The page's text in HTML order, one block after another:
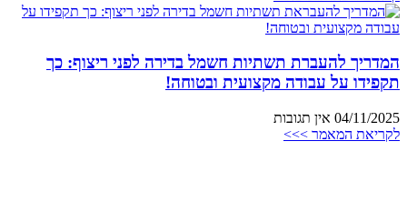
המדריך להעברת תשתיות חשמל בדירה לפני ריצוף: כך
תקפידו על עבודה מקצועית ובטוחה!
04/11/2025 אין תגובות
לקריאת המאמר >>>